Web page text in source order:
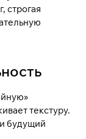
строгая
текстуру.
будущий